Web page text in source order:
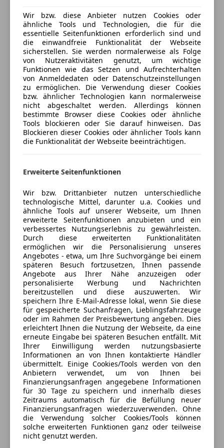
Ansprechpartner:
Herr Tobias Spitzer 0699/11 11 43 75
tobiasspitzer@st-automobile.co.at
-Ausstattung:
Airbag Beifahrerseite
Airbag Beifahrerseite abschaltbar
Antischlupfregelung (ASR)
Bremsassistent
Dachreling
Eco Mode (Fahrmodusschalter)
Elektr. Bremskraftverteilung
Elektron. Stabilitäts-Programm (ESP)
Fahrassistenz-System: Berganfahr-Assistent (HSA)
Getriebe 5-Gang
Heckscheibe heizbar
Heckscheibenwischer
Isofix-Aufnahmen für Kindersitz an Rücksitz
Karosserie: 5-türig
Motor 1,2 Ltr. - 55 kW 16V KAT
Radiovorbereitung
Raucher-Paket
Reifen-Reparaturset
Reifendruck-Kontrollsystem
Rücksitzbank (2.Reihe) einteilig, klappbar
Schadstoffarm nach Abgasnorm Euro 5
Schaltpunktanzeige
Seitenairbag vorn
Servolenkung
Kfz-Versicherung
Versicherungsschutz an Ihre Bedürfnisse
anpassen
Freischaden-Gutschein ab Stufe 0
Auto einfach online versichern & Rabatt holen
Jetzt berechnen
Sternebewertung 5 von 5
5Sterne
(98% Weiterempfehlungen)
Anbieter auf AutoScout24 seit 2014
Showroom
Geöffnet
Schließt um 17:00
Wiener Neustädter Straße 9
2525 Günselsdorf, AT
Kontakt
Tobias Spitzer
Alle Fahrzeuge des Anbieters
Anbieter kontaktieren
Deine Nachricht
Wir bzw. diese Anbieter nutzen Cookies oder
ähnliche Tools und Technologien, die für die
essentielle Seitenfunktionen erforderlich sind und
die einwandfreie Funktionalität der Webseite
sicherstellen. Sie werden normalerweise als Folge
von Nutzeraktivitäten genutzt, um wichtige
Funktionen wie das Setzen und Aufrechterhalten
von Anmeldedaten oder Datenschutzeinstellungen
zu ermöglichen. Die Verwendung dieser Cookies
bzw. ähnlicher Technologien kann normalerweise
nicht abgeschaltet werden. Allerdings können
bestimmte Browser diese Cookies oder ähnliche
Tools blockieren oder Sie darauf hinweisen. Das
Blockieren dieser Cookies oder ähnlicher Tools kann
die Funktionalität der Webseite beeinträchtigen.
Erweiterte Seitenfunktionen
Wir bzw. Drittanbieter nutzen unterschiedliche
technologische Mittel, darunter u.a. Cookies und
ähnliche Tools auf unserer Webseite, um Ihnen
erweiterte Seitenfunktionen anzubieten und ein
verbessertes Nutzungserlebnis zu gewährleisten.
Durch diese erweiterten Funktionalitäten
ermöglichen wir die Personalisierung unseres
Angebotes - etwa, um Ihre Suchvorgänge bei einem
späteren Besuch fortzusetzen, Ihnen passende
Angebote aus Ihrer Nähe anzuzeigen oder
personalisierte Werbung und Nachrichten
bereitzustellen und diese auszuwerten. Wir
speichern Ihre E-Mail-Adresse lokal, wenn Sie diese
für gespeicherte Suchanfragen, Lieblingsfahrzeuge
oder im Rahmen der Preisbewertung angeben. Dies
erleichtert Ihnen die Nutzung der Webseite, da eine
erneute Eingabe bei späteren Besuchen entfällt. Mit
Ihrer Einwilligung werden nutzungsbasierte
Informationen an von Ihnen kontaktierte Händler
übermittelt. Einige Cookies/Tools werden von den
Anbietern verwendet, um von Ihnen bei
Finanzierungsanfragen angegebene Informationen
für 30 Tage zu speichern und innerhalb dieses
Zeitraums automatisch für die Befüllung neuer
Finanzierungsanfragen wiederzuverwenden. Ohne
die Verwendung solcher Cookies/Tools können
solche erweiterten Funktionen ganz oder teilweise
nicht genutzt werden.